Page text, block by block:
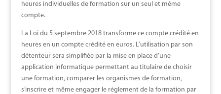
heures individuelles de formation sur un seul et même
compte.
La Loi du 5 septembre 2018 transforme ce compte crédité en
heures en un compte crédité en euros. L’utilisation par son
détenteur sera simplifiée par la mise en place d’une
application informatique permettant au titulaire de choisir
une formation, comparer les organismes de formation,
s’inscrire et même engager le règlement de la formation par